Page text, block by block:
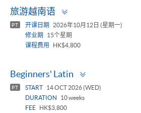
旅游越南语
PT 开课日期
2026年10月12日 (星期一)
修业期
15个星期
课程费用
HK$4,800
Beginners' Latin
PT START
14 OCT 2026 (WED)
DURATION
10 weeks
FEE
HK$3,800